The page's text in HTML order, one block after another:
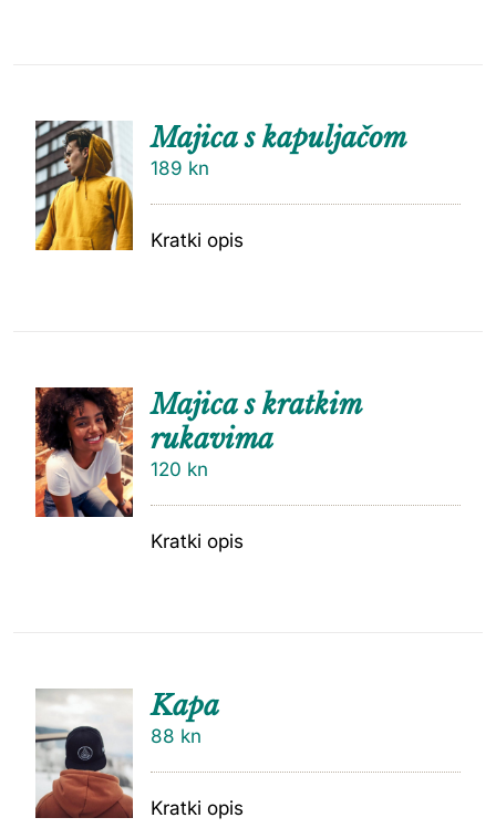
U
KOŠARI
Majica s kapuljačom
189 kn
Kratki opis
DODAJ
U
CU
Majica s kratkim
rukavima
120 kn
Kratki opis
KOŠARI
CU
Kapa
88 kn
Kratki opis